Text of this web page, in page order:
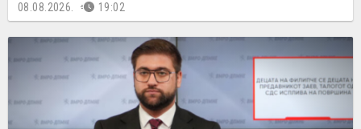
08.08.2026. 19:02